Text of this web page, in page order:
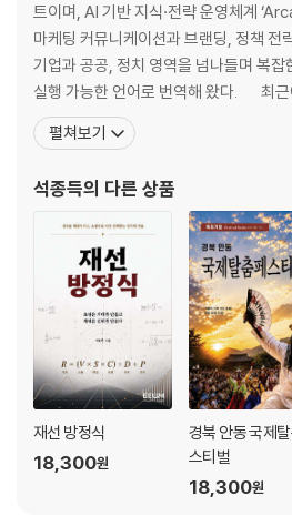
도시와 문명의 성장 과정에 관심 있는 사람
의 운명을 어떻게 바꾸는지 읽을 수 있다.
여행지의 풍경보다 그 도시가 형성된 이유
계도시가 되었는지 역사적 흐름 속에서 이해
4부. 땅속과 철길이 넓힌 대도시
13장. 템스강 악취가 부른 지하의 생명선
14장. 패딩턴 역에서 열린 교외의 하루
15장. 바운더리 에스테이트가 바꾼 빈곤
16장. 리전트 스트리트에 숨은 계층의 선
5부. 폐허와 경계가 낳은 세계도시
17장. 세인트 판크라스가 살린 빅토리아
18장. 그린벨트가 만든 런던의 테두리
19장. 카나리 워프가 바꾼 폐항의 운명
20장. 브릭 레인에 겹친 이주와 자본
에필로그 : 런던의 경계에 남은 질문
트이며, AI 기반 지식·전략 운영체계
마케팅 커뮤니케이션과 브랜딩, 정책 전
기업과 공공, 정치 영역을 넘나들며 복잡
실행 가능한 언어로 번역해 왔다. 최근
라 산업 구조와 경제 질서를 재편하는 동
게 산업이 되고, 어떻게 돈이 되며, 그 변
표
펼쳐보기
석종득의 다른 상품
재선 방정식
18,300원
경북 안동 국제
스티벌
18,300원